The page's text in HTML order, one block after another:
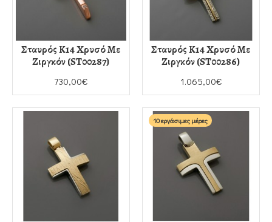
Σταυρός Κ14 Χρυσό Με
Ζιργκόν (ST00287)
730,00€
Σταυρός Κ14 Χρυσό Με
Ζιργκόν (ST00286)
1.065,00€
10 εργάσιμες μέρες